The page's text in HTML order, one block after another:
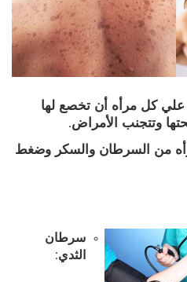
كل مرأه أن تخصع لها
وتتجنب الأمراض.
من السرطان والسكر وضغط
سرطان
الثدي: